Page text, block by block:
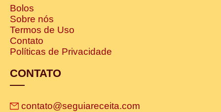
Bolos
Sobre nós
Termos de Uso
Contato
Políticas de Privacidade
CONTATO
contato@seguiareceita.com